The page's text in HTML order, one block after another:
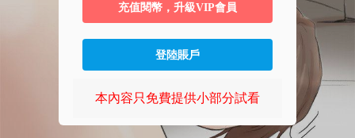
充值閱幣，升級VIP會員
登陸賬戶
本內容只免費提供小部分試看